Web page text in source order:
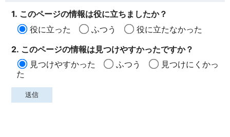
1. このページの情報は役に立ちましたか？
役に立った
ふつう
役に立たなかった
2. このページの情報は見つけやすかったですか？
見つけやすかった
ふつう
見つけにくかっ
た